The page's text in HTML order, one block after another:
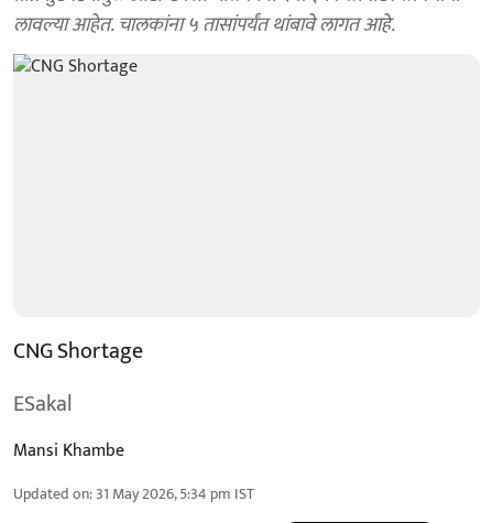
लावल्या आहेत. चालकांना ५ तासांपर्यंत थांबावे लागत आहे.
CNG Shortage
ESakal
Mansi Khambe
Updated on:31 May 2026, 5:34 pm IST